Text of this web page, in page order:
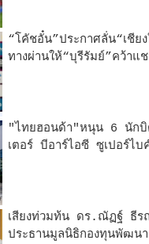
“โคัชอั๋น”ประกาศลั่น“เชีย
ทางผ่านให้“บุรีรัมย์”คว้าแ
"ไทยฮอนด้า"หนุน 6 นักบิ
เตอร์ บีอาร์ไอซี ซูเปอร์ไ
เสียงท่วมท้น ดร.ณัฏฐ์ ธีร
ประธานมูลนิธิกองทุนพัฒน